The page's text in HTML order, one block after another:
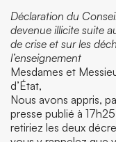
Déclaration du
devenue illicite suite
de crise et sur les
l’enseignement
Mesdames et
d’État,
Nous avons appris,
presse publié à
retiriez les deux